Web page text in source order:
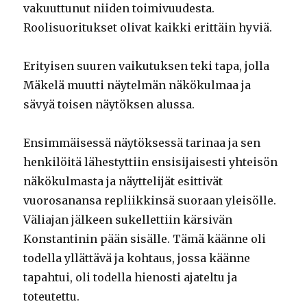
vakuuttunut niiden toimivuudesta.
Roolisuoritukset olivat kaikki erittäin hyviä.
Erityisen suuren vaikutuksen teki tapa, jolla
Mäkelä muutti näytelmän näkökulmaa ja
sävyä toisen näytöksen alussa.
Ensimmäisessä näytöksessä tarinaa ja sen
henkilöitä lähestyttiin ensisijaisesti yhteisön
näkökulmasta ja näyttelijät esittivät
vuorosanansa repliikkinsä suoraan yleisölle.
Väliajan jälkeen sukellettiin kärsivän
Konstantinin pään sisälle. Tämä käänne oli
todella yllättävä ja kohtaus, jossa käänne
tapahtui, oli todella hienosti ajateltu ja
toteutettu.